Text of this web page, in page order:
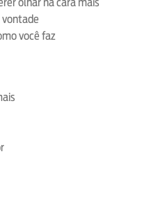
vontade
você faz